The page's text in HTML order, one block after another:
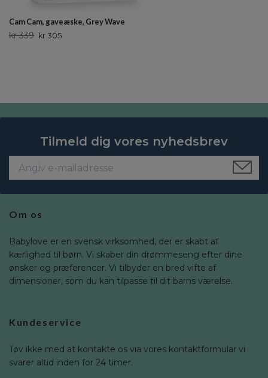
Cam Cam, gaveæske, Grey Wave
kr 339 kr 305
Tilmeld dig vores nyhedsbrev
Om os
Babylove er en svensk virksomhed, der er skabt af
kærlighed til børn. Vi skaber din drømmeseng efter dine
ønsker og præferencer. Vi tilbyder en bred vifte af
dimensioner, som du kan tilpasse til dit barns værelse.
Kundeservice
Tøv ikke med at kontakte os via vores kontaktformular vi
svarer altid inden for 24 timer.